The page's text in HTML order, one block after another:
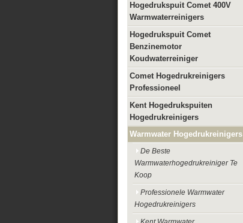
Hogedrukspuit Comet 400V
Warmwaterreinigers
Hogedrukspuit Comet
Benzinemotor
Koudwaterreiniger
Comet Hogedrukreinigers
Professioneel
Kent Hogedrukspuiten
Hogedrukreinigers
Warmwater Hogedrukreinigers
De Beste
Warmwaterhogedrukreiniger Te
Koop
Professionele Warmwater
Hogedrukreinigers